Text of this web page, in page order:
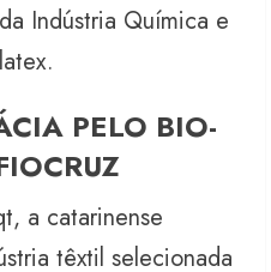
Indústria Química e
PELO BIO-
a catarinense
têxtil selecionada